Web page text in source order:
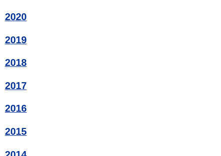
2020
2019
2018
2017
2016
2015